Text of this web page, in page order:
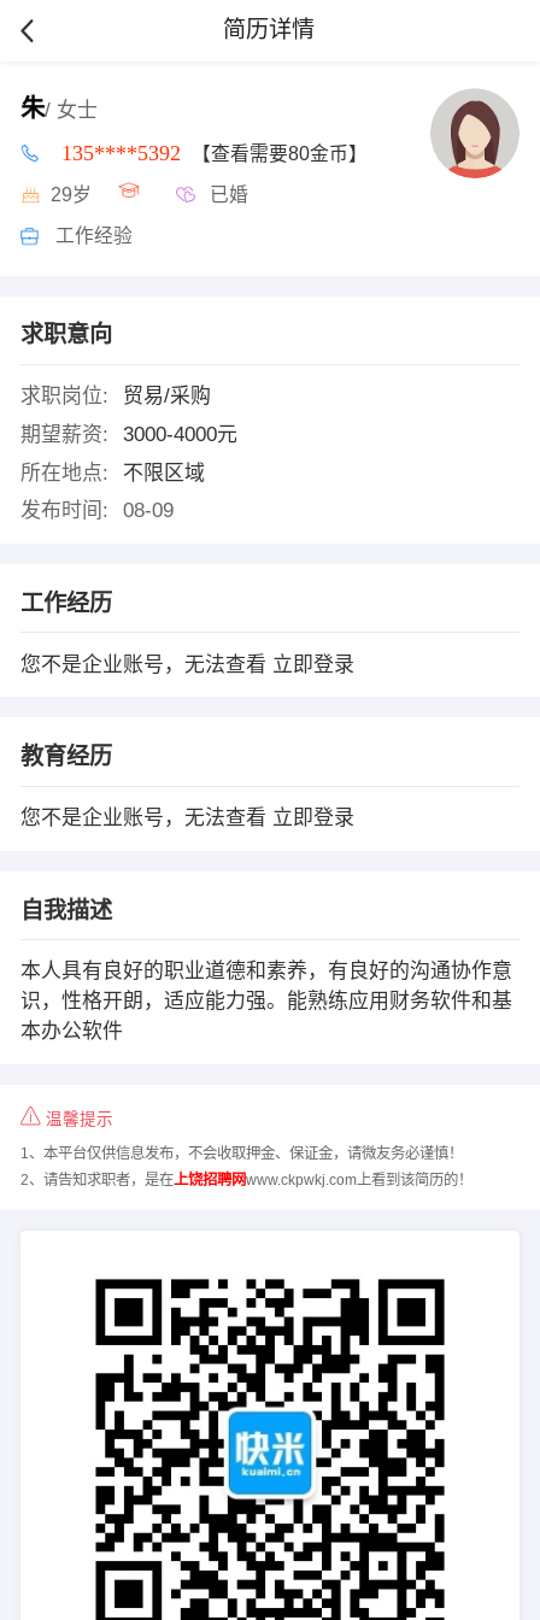
简历详情
朱/ 女士
135****5392 【查看需要80金币】
29岁 已婚
工作经验
求职意向
求职岗位:
贸易/采购
期望薪资:
3000-4000元
所在地点:
不限区域
发布时间:
08-09
工作经历
您不是企业账号，无法查看 立即登录
教育经历
您不是企业账号，无法查看 立即登录
自我描述
本人具有良好的职业道德和素养，有良好的沟通协作意
识，性格开朗，适应能力强。能熟练应用财务软件和基
本办公软件
温馨提示
1、本平台仅供信息发布，不会收取押金、保证金，请微友务必谨慎！
2、请告知求职者，是在上饶招聘网www.ckpwkj.com上看到该简历的！